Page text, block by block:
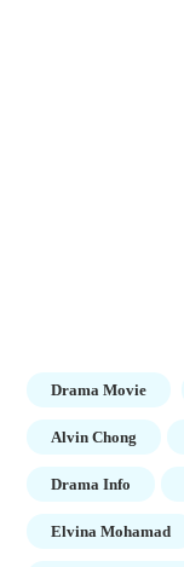
Drama Movie
Alvin Chong
Drama Info
Elvina Mohamad